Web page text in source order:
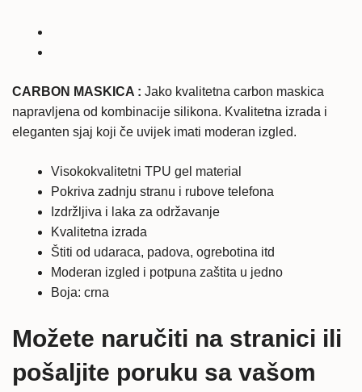
CARBON MASKICA : Jako kvalitetna carbon maskica
napravljena od kombinacije silikona. Kvalitetna izrada i
eleganten sjaj koji če uvijek imati moderan izgled.
Visokokvalitetni TPU gel material
Pokriva zadnju stranu i rubove telefona
Izdržljiva i laka za održavanje
Kvalitetna izrada
Štiti od udaraca, padova, ogrebotina itd
Moderan izgled i potpuna zaštita u jedno
Boja: crna
Možete naručiti na stranici ili
pošaljite poruku sa vašom